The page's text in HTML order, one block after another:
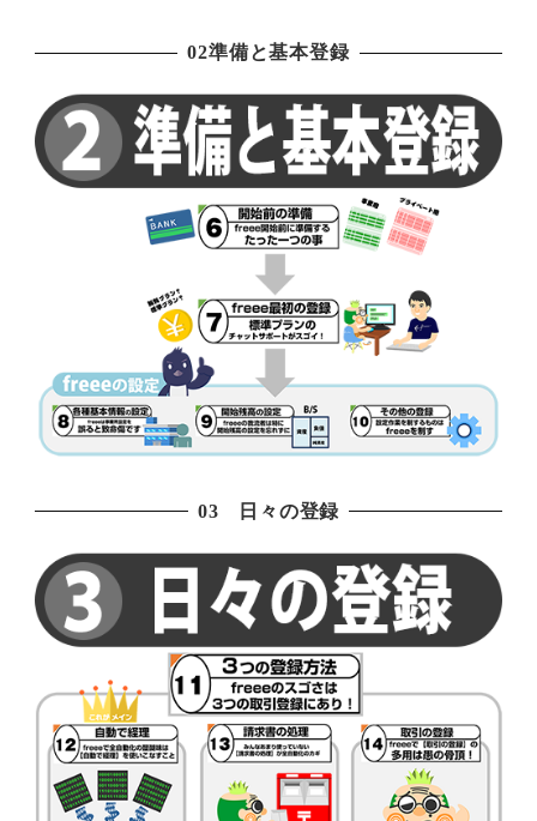
02準備と基本登録
03 日々の登録